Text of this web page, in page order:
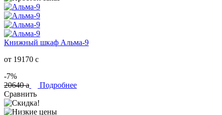
Книжный шкаф Альма-9
от 19170 c
-7%
20640a
Подробнее
Сравнить